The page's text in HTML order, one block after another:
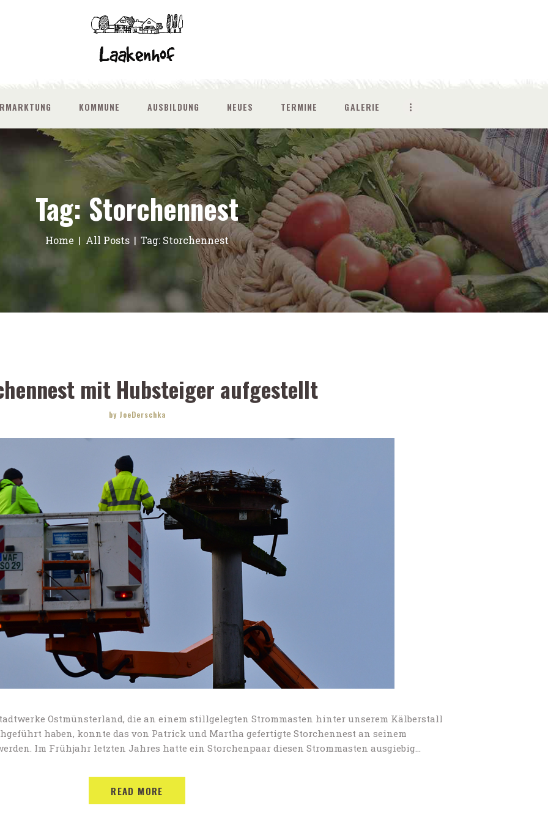
KOMMUNE AUSBILDUNG NEUES TERMINE GALERIE
Tag: Storchennest
Home All Posts Tag: Storchennest
mit Hubsteiger aufgestellt
by JoeDerschka
Ostmünsterland, die an einem stillgelegten Strommasten hinter unserem Kälberstall
haben, konnte das von Patrick und Martha gefertigte Storchennest an seinem
Im Frühjahr letzten Jahres hatte ein Storchenpaar diesen Strommasten ausgiebig…
READ MORE